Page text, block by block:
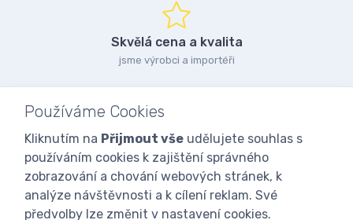
Skvělá cena a kvalita
jsme výrobci a importéři
Používáme Cookies
Kliknutím na Přijmout vše udělujete souhlas s
používáním cookies k zajištění správného
zobrazování a chování webových stránek, k
analýze návštěvnosti a k cílení reklam. Své
předvolby lze změnit v nastavení cookies.